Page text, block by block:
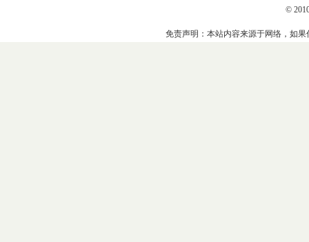
©
免责声明：本站内容来源于网络，如